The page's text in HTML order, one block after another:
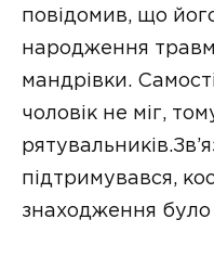
повідомив, що
народження
мандрівки.
чоловік не міг,
підтримувався,
знаходження було